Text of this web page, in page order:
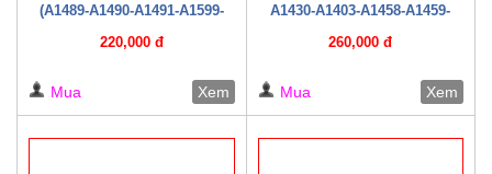
(A1489-A1490-A1491-A1599-
)
220,000 đ
Mua Xem
A1430-A1403-A1458-A1459-
260,000 đ
Mua Xem